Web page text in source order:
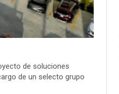
de soluciones
de un selecto grupo